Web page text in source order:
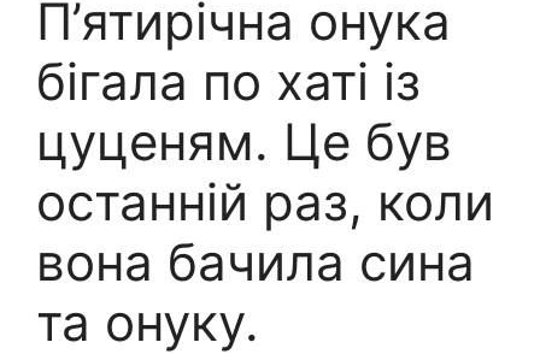
П’ятирічна онука
бігала по хаті із
цуценям. Це був
останній раз, коли
вона бачила сина
та онуку.